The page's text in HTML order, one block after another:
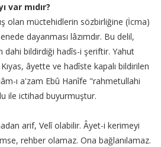
var mıdır?
olan müctehidlerin sözbirliğine (İcma)
dayanması lâzımdır. Bu delil,
dahi bildirdiği hadîs-i şeriftir. Yahut
âyette ve hadîste kapalı bildirilen
ı a'zam Ebû Hanîfe "rahmetullahi
ile ictihad buyurmuştur.
arif, Velî olabilir. Âyet-i kerimeyi
rehber olamaz. Ona bağlanılamaz.